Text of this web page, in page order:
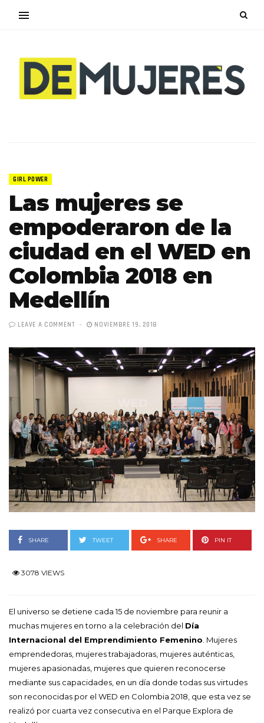
GIRL POWER
Las mujeres se
empoderaron de la
ciudad en el WED en
Colombia 2018 en
Medellín
LEAVE A COMMENT NOVIEMBRE 19, 2018
SHARE TWEET SHARE PIN IT
3078 VIEWS
El universo se detiene cada 15 de noviembre para reunir a
muchas mujeres en torno a la celebración del Día
Internacional del Emprendimiento Femenino . Mujeres
emprendedoras, mujeres trabajadoras, mujeres auténticas,
mujeres apasionadas, mujeres que quieren reconocerse
mediante sus capacidades, en un día donde todas sus virtudes
son reconocidas por el WED en Colombia 2018, que esta vez se
realizó por cuarta vez consecutiva en el Parque Explora de